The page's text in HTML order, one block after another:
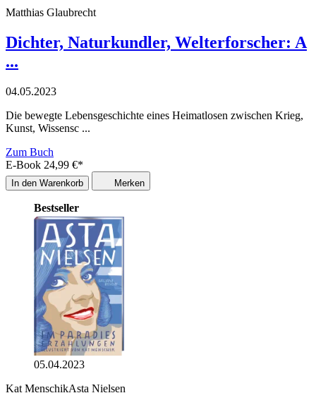
Matthias Glaubrecht
Dichter, Naturkundler, Welterforscher: A
...
04.05.2023
Die bewegte Lebensgeschichte eines Heimatlosen zwischen Krieg,
Kunst, Wissensc ...
Zum Buch
E-Book 24,99 €*
In den Warenkorb Merken
Bestseller
05.04.2023
Kat MenschikAsta Nielsen